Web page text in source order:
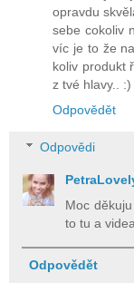
opravdu
sebe cokoliv
víc je to že
koliv produkt
z tvé hlavy..
Odpovědět
Odpovědi
Moc
to tu a
Odpovědět